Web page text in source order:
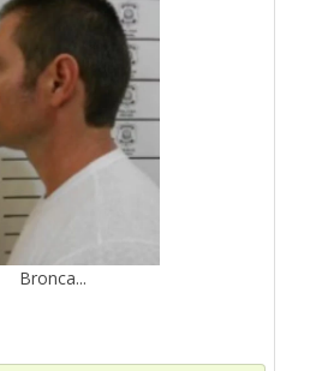
Bronca...